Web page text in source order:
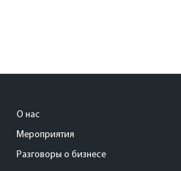
О нас
Мероприятия
Разговоры о бизнесе